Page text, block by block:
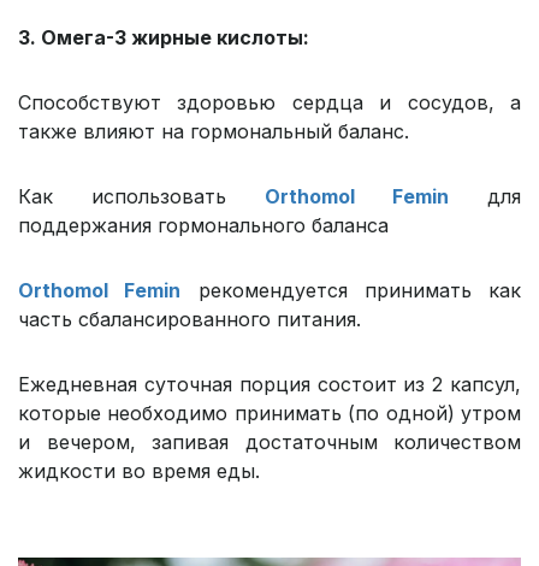
3. Омега-3 жирные кислоты:
Способствуют здоровью сердца и сосудов, а
также влияют на гормональный баланс.
Как использовать Orthomol Femin для
поддержания гормонального баланса
Orthomol Femin рекомендуется принимать как
часть сбалансированного питания.
Ежедневная суточная порция состоит из 2 капсул,
которые необходимо принимать (по одной) утром
и вечером, запивая достаточным количеством
жидкости во время еды.